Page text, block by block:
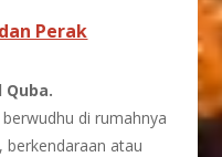
Perak
di rumahnya
berkendaraan atau